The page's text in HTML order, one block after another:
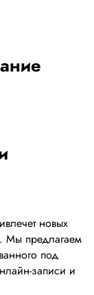
новых
Мы предлагаем
под
записи и